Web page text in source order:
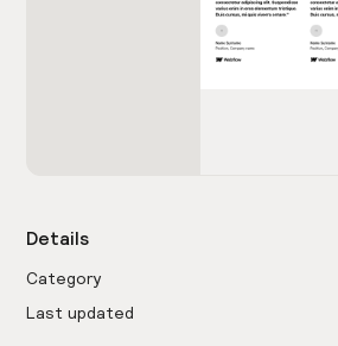
Details
Category
Last updated